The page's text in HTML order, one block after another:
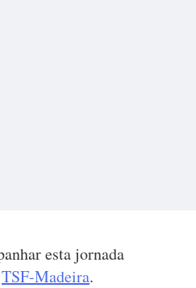
esta jornada
TSF-Madeira.